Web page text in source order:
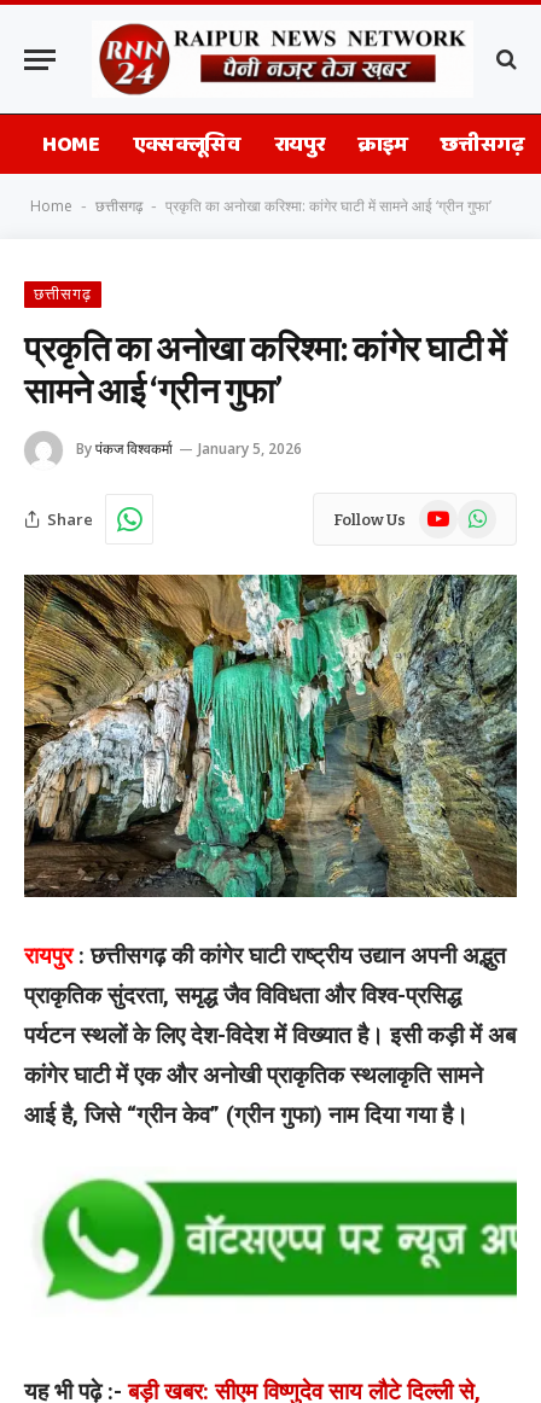
HOME एक्सक्लूसिव रायपुर क्राइम छत्तीसगढ़
Home - छत्तीसगढ़ - प्रकृति का अनोखा करिश्मा: कांगेर घाटी में सामने आई ‘ग्रीन गुफा’
छत्तीसगढ़
प्रकृति का अनोखा करिश्मा: कांगेर घाटी में
सामने आई ‘ग्रीन गुफा’
Byपंकज विश्वकर्मा January 5, 2026
Share Follow Us YouTubeWhatsApp
रायपुर: छत्तीसगढ़ की कांगेर घाटी राष्ट्रीय उद्यान अपनी अद्भुत
प्राकृतिक सुंदरता, समृद्ध जैव विविधता और विश्व-प्रसिद्ध
पर्यटन स्थलों के लिए देश-विदेश में विख्यात है। इसी कड़ी में अब
कांगेर घाटी में एक और अनोखी प्राकृतिक स्थलाकृति सामने
आई है, जिसे “ग्रीन केव” (ग्रीन गुफा) नाम दिया गया है।
यह भी पढ़े :-बड़ी खबर: सीएम विष्णुदेव साय लौटे दिल्ली से,